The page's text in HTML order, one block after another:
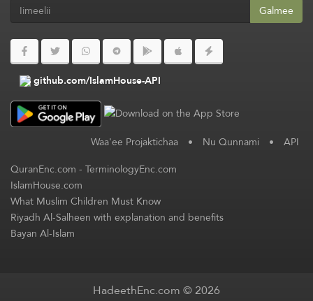
Galmee
github.com/IslamHouse-API
Waa'ee Projaktichaa • Nu Qunnami • API
QuranEnc.com-TerminologyEnc.com
IslamHouse.com
What Muslim Children Must Know
Riyadh Al-Salheen with explanation and benefits
Bayan Al-Islam
HadeethEnc.com © 2026